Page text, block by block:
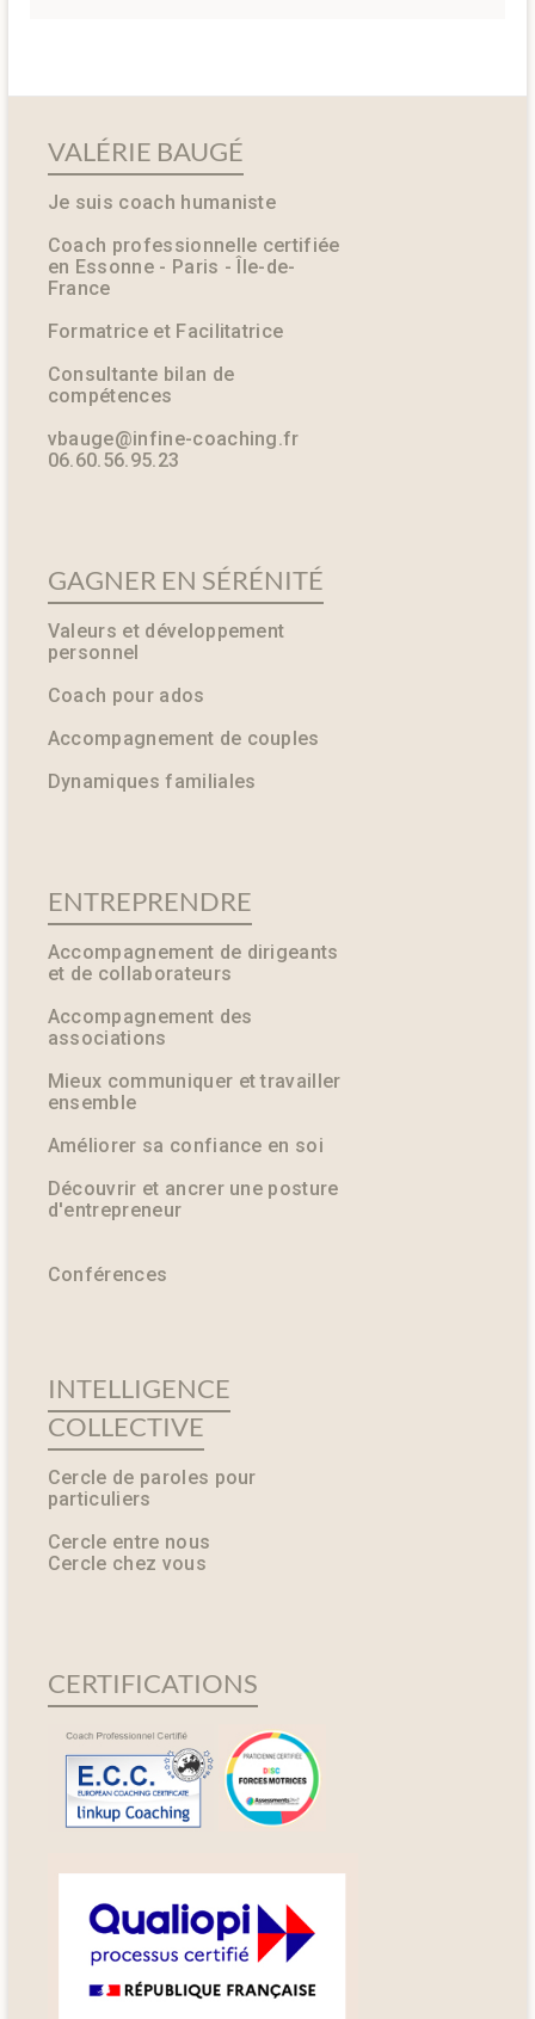
VALÉRIE BAUGÉ
Je suis coach humaniste
Coach professionnelle certifiée
en Essonne - Paris - Île-de-
France
Formatrice et Facilitatrice
Consultante bilan de
compétences
vbauge@infine-coaching.fr
06.60.56.95.23
GAGNER EN SÉRÉNITÉ
Valeurs et développement
personnel
Coach pour ados
Accompagnement de couples
Dynamiques familiales
ENTREPRENDRE
Accompagnement de dirigeants
et de collaborateurs
Accompagnement des
associations
Mieux communiquer et travailler
ensemble
Améliorer sa confiance en soi
Découvrir et ancrer une posture
d'entrepreneur
Conférences
INTELLIGENCE
COLLECTIVE
Cercle de paroles pour
particuliers
Cercle entre nous
Cercle chez vous
CERTIFICATIONS